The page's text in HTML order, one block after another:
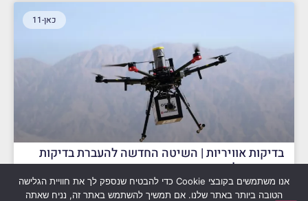
כאן-11
בדיקות אוויריות | השיטה החדשה להעברת בדיקות
בבתי החולים בצפון
אנו משתמשים בקובצי Cookie כדי להבטיח שנספק לך את חוויית הגלישה
הטובה ביותר באתר שלנו. אם תמשיך להשתמש באתר זה, נניח שאתה